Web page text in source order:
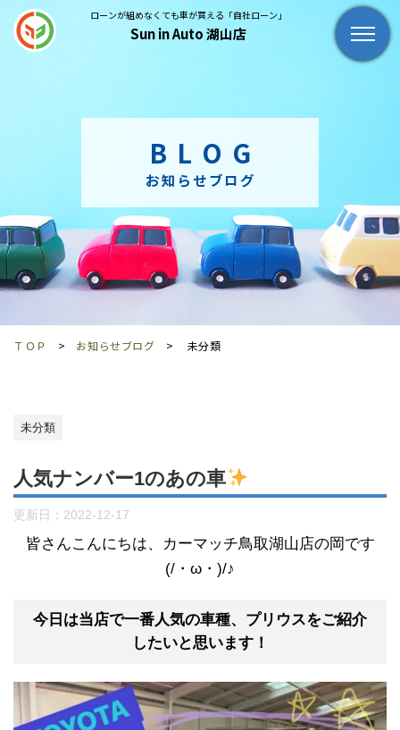
ローンが組めなくても車が買える「自社ローン」
Sun in Auto 湖山店
BLOG
お知らせブログ
ＴＯＰ お知らせブログ 未分類
未分類
人気ナンバー1のあの車
更新日： 2022-12-17
皆さんこんにちは、カーマッチ鳥取湖山店の岡です
(/・ω・)/♪
今日は当店で一番人気の車種、プリウスをご紹介
したいと思います！